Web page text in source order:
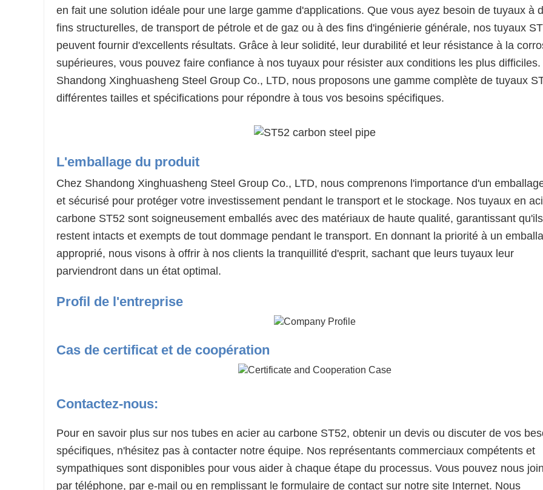
en fait une solution idéale pour une large gamme d'applications. Que vous ayez besoin de tuyaux à
fins structurelles, de transport de pétrole et de gaz ou à des fins d'ingénierie générale, nos tuyaux
peuvent fournir d'excellents résultats. Grâce à leur solidité, leur durabilité et leur résistance à la
supérieures, vous pouvez faire confiance à nos tuyaux pour résister aux conditions les plus difficiles.
Shandong Xinghuasheng Steel Group Co., LTD, nous proposons une gamme complète de tuyaux
différentes tailles et spécifications pour répondre à tous vos besoins spécifiques.
L'emballage du produit
Chez Shandong Xinghuasheng Steel Group Co., LTD, nous comprenons l'importance d'un
et sécurisé pour protéger votre investissement pendant le transport et le stockage. Nos tuyaux en
carbone ST52 sont soigneusement emballés avec des matériaux de haute qualité, garantissant qu'ils
restent intacts et exempts de tout dommage pendant le transport. En donnant la priorité à un
approprié, nous visons à offrir à nos clients la tranquillité d'esprit, sachant que leurs tuyaux leur
parviendront dans un état optimal.
Profil de l'entreprise
Cas de certificat et de coopération
Contactez-nous:
Pour en savoir plus sur nos tubes en acier au carbone ST52, obtenir un devis ou discuter de vos
spécifiques, n'hésitez pas à contacter notre équipe. Nos représentants commerciaux compétents et
sympathiques sont disponibles pour vous aider à chaque étape du processus. Vous pouvez nous
par téléphone, par e-mail ou en remplissant le formulaire de contact sur notre site Internet. Nous